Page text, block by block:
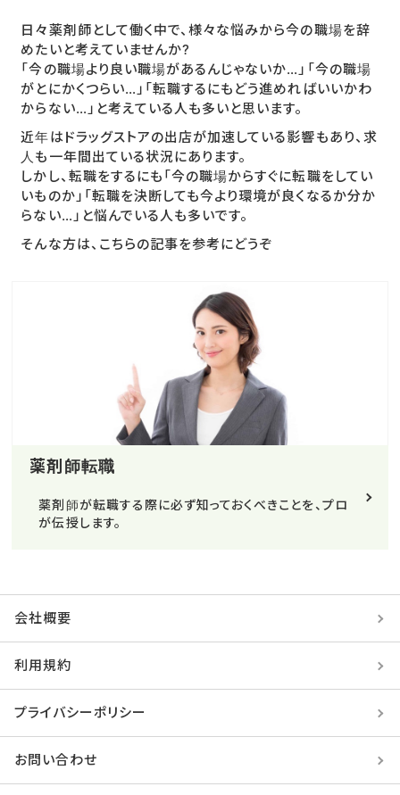
日々薬剤師として働く中で、様々な悩みから今の職場を辞
めたいと考えていませんか?
「今の職場より良い職場があるんじゃないか…」「今の職場
がとにかくつらい…」「転職するにもどう進めればいいかわ
からない…」と考えている人も多いと思います。
近年はドラッグストアの出店が加速している影響もあり、求
人も一年間出ている状況にあります。
しかし、転職をするにも「今の職場からすぐに転職をしてい
いものか」「転職を決断しても今より環境が良くなるか分か
らない…」と悩んでいる人も多いです。
そんな方は、こちらの記事を参考にどうぞ
薬剤師転職
薬剤師が転職する際に必ず知っておくべきことを、プロ
が伝授します。
会社概要
利用規約
プライバシーポリシー
お問い合わせ